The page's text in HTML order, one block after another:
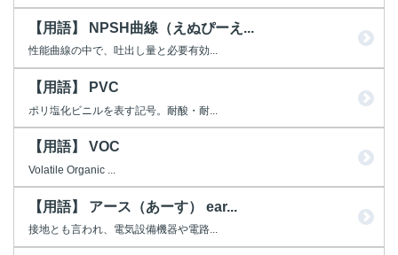
【用語】 NPSH曲線（えぬぴーえ...
性能曲線の中で、吐出し量と必要有効...
【用語】 PVC
ポリ塩化ビニルを表す記号。耐酸・耐...
【用語】 VOC
Volatile Organic ...
【用語】 アース（あーす） ear...
接地とも言われ、電気設備機器や電路...